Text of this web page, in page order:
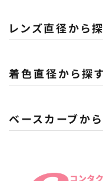
レンズ直径から
着色直径から探す
ベースカーブか